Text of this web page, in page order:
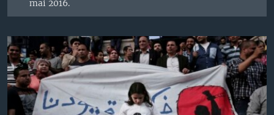
mai 2016.